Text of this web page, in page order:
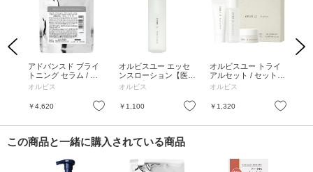
Previous
お気に入り
アドバンスド ブライ
トニング セラム / 詰
替え / 36mL / 無香料
オルビス
￥4,620 お気に入り
オルビスユー エッセ
ンスローション【医薬
部外品】 / 本体 / 60m
香料
オルビス
￥1,100 お気に入り
オルビスユー トライ
アルセット / セット /
無香料
オルビス
￥1,320
Next
この商品と一緒に購入されている商品